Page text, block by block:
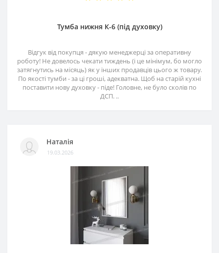
Тумба нижня К-6 (під духовку)
Відгук від покупця - дякую менеджерці за оперативну
роботу! Не довелось чекати тиждень (і це мінімум, бо могло
затягнутись на місяць) як у інших продавців цього ж товару.
По якості тумби - за ці гроші, адекватна. Щоб на старій кухні
поставити нову духовку - піде! Головне, не було сколів по
ДСП. ..
Наталія
19.03.2026